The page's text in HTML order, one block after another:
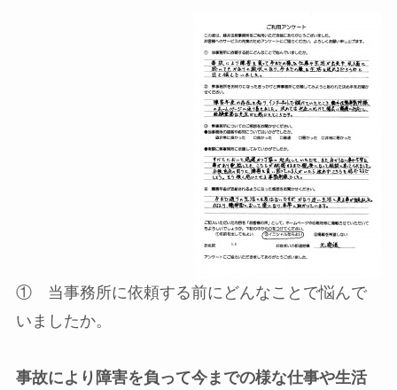
① 当事務所に依頼する前にどんなことで悩んで
いましたか。
事故により障害を負って今までの様な仕事や生活